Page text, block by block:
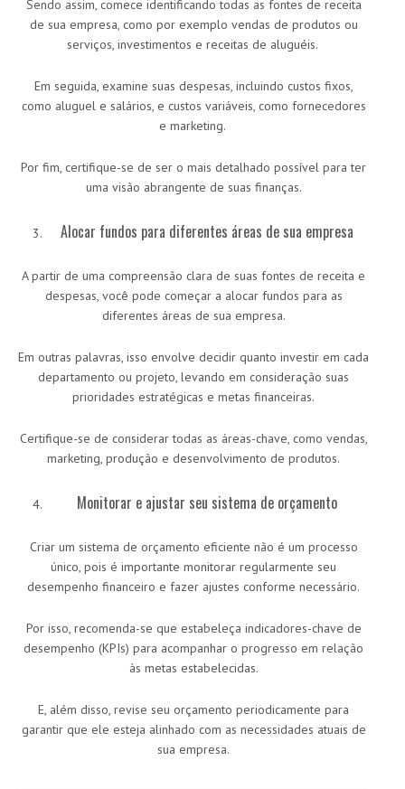
Sendo assim, comece identificando todas as fontes de receita
de sua empresa, como por exemplo vendas de produtos ou
serviços, investimentos e receitas de aluguéis.
Em seguida, examine suas despesas, incluindo custos fixos,
como aluguel e salários, e custos variáveis, como fornecedores
e marketing.
Por fim, certifique-se de ser o mais detalhado possível para ter
uma visão abrangente de suas finanças.
Alocar fundos para diferentes áreas de sua empresa
A partir de uma compreensão clara de suas fontes de receita e
despesas, você pode começar a alocar fundos para as
diferentes áreas de sua empresa.
Em outras palavras, isso envolve decidir quanto investir em cada
departamento ou projeto, levando em consideração suas
prioridades estratégicas e metas financeiras.
Certifique-se de considerar todas as áreas-chave, como vendas,
marketing, produção e desenvolvimento de produtos.
Monitorar e ajustar seu sistema de orçamento
Criar um sistema de orçamento eficiente não é um processo
único, pois é importante monitorar regularmente seu
desempenho financeiro e fazer ajustes conforme necessário.
Por isso, recomenda-se que estabeleça indicadores-chave de
desempenho (KPIs) para acompanhar o progresso em relação
às metas estabelecidas.
E, além disso, revise seu orçamento periodicamente para
garantir que ele esteja alinhado com as necessidades atuais de
sua empresa.